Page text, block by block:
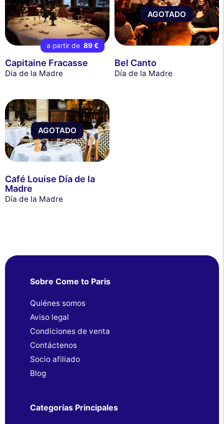
a partir de 89 €
Capitaine Fracasse
Día de la Madre
AGOTADO
Bel Canto
Día de la Madre
AGOTADO
Café Louise Día de la
Madre
Día de la Madre
Sobre Come to Paris
Quiénes somos
Aviso legal
Condiciones de venta
Contáctenos
Socio afiliado
Blog
Categorías Principales